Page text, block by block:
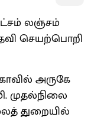
லஞ்​சம்
செயற்​பொறி​
அருகே
முதல்​நிலை
துறை​யில்